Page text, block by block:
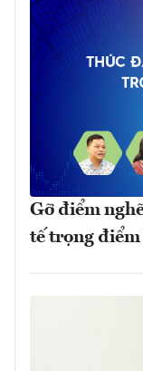
Gỡ điểm
tế trọng